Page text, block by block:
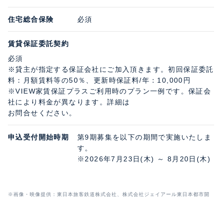
住宅総合保険 必須
賃貸保証委託契約
必須
※貸主が指定する保証会社にご加入頂きます。初回保証委託
料：月額賃料等の50％、更新時保証料/年：10,000円
※VIEW家賃保証プラスご利用時のプラン一例です。保証会
社により料金が異なります。詳細は
お問合せください。
申込受付開始時期
第9期募集を以下の期間で実施いたしま
す。
※2026年7月23日(木) ～ 8月20日(木)
※画像・映像提供：東日本旅客鉄道株式会社、株式会社ジェイアール東日本都市開